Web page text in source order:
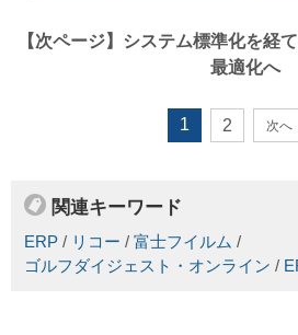
【次ページ】
システム標準化を経
最適化へ
1 2 次へ
関連キーワード
ERP / リコー / 富士フイルム /
ゴルフダイジェスト・オンライン /